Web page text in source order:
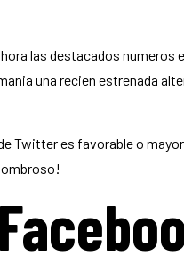
las destacados numeros
una recien estrenada
Twitter es favorable o